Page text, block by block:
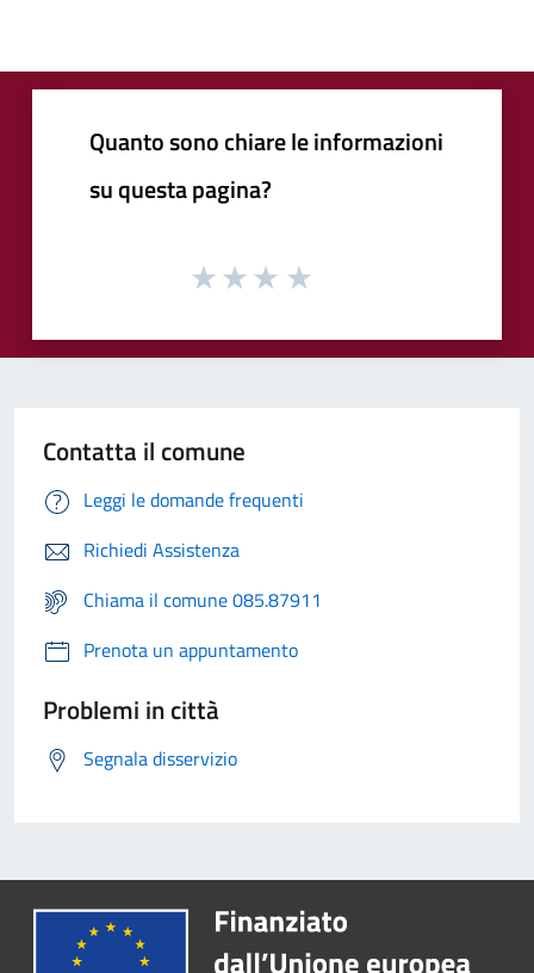
Quanto sono chiare le informazioni
su questa pagina?
Contatta il comune
Leggi le domande frequenti
Richiedi Assistenza
Chiama il comune 085.87911
Prenota un appuntamento
Problemi in città
Segnala disservizio